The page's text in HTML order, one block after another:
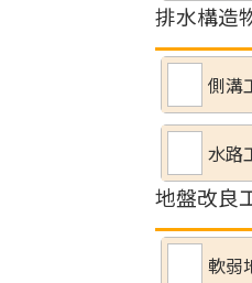
排水構造
側溝
水路
地盤改良
軟弱